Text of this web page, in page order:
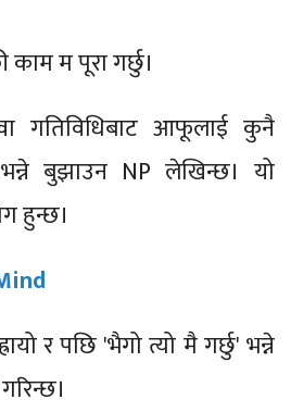
काम म पूरा गर्छु।
आफूलाई कुनै
बुझाउन NP लेखिन्छ। यो
हुन्छ।
र पछि 'भैगो त्यो मै गर्छु' भन्ने